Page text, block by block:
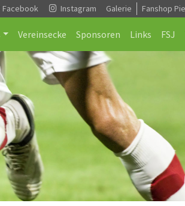
Facebook Instagram Galerie Fanshop
Vereinsecke Sponsoren Links FSJ